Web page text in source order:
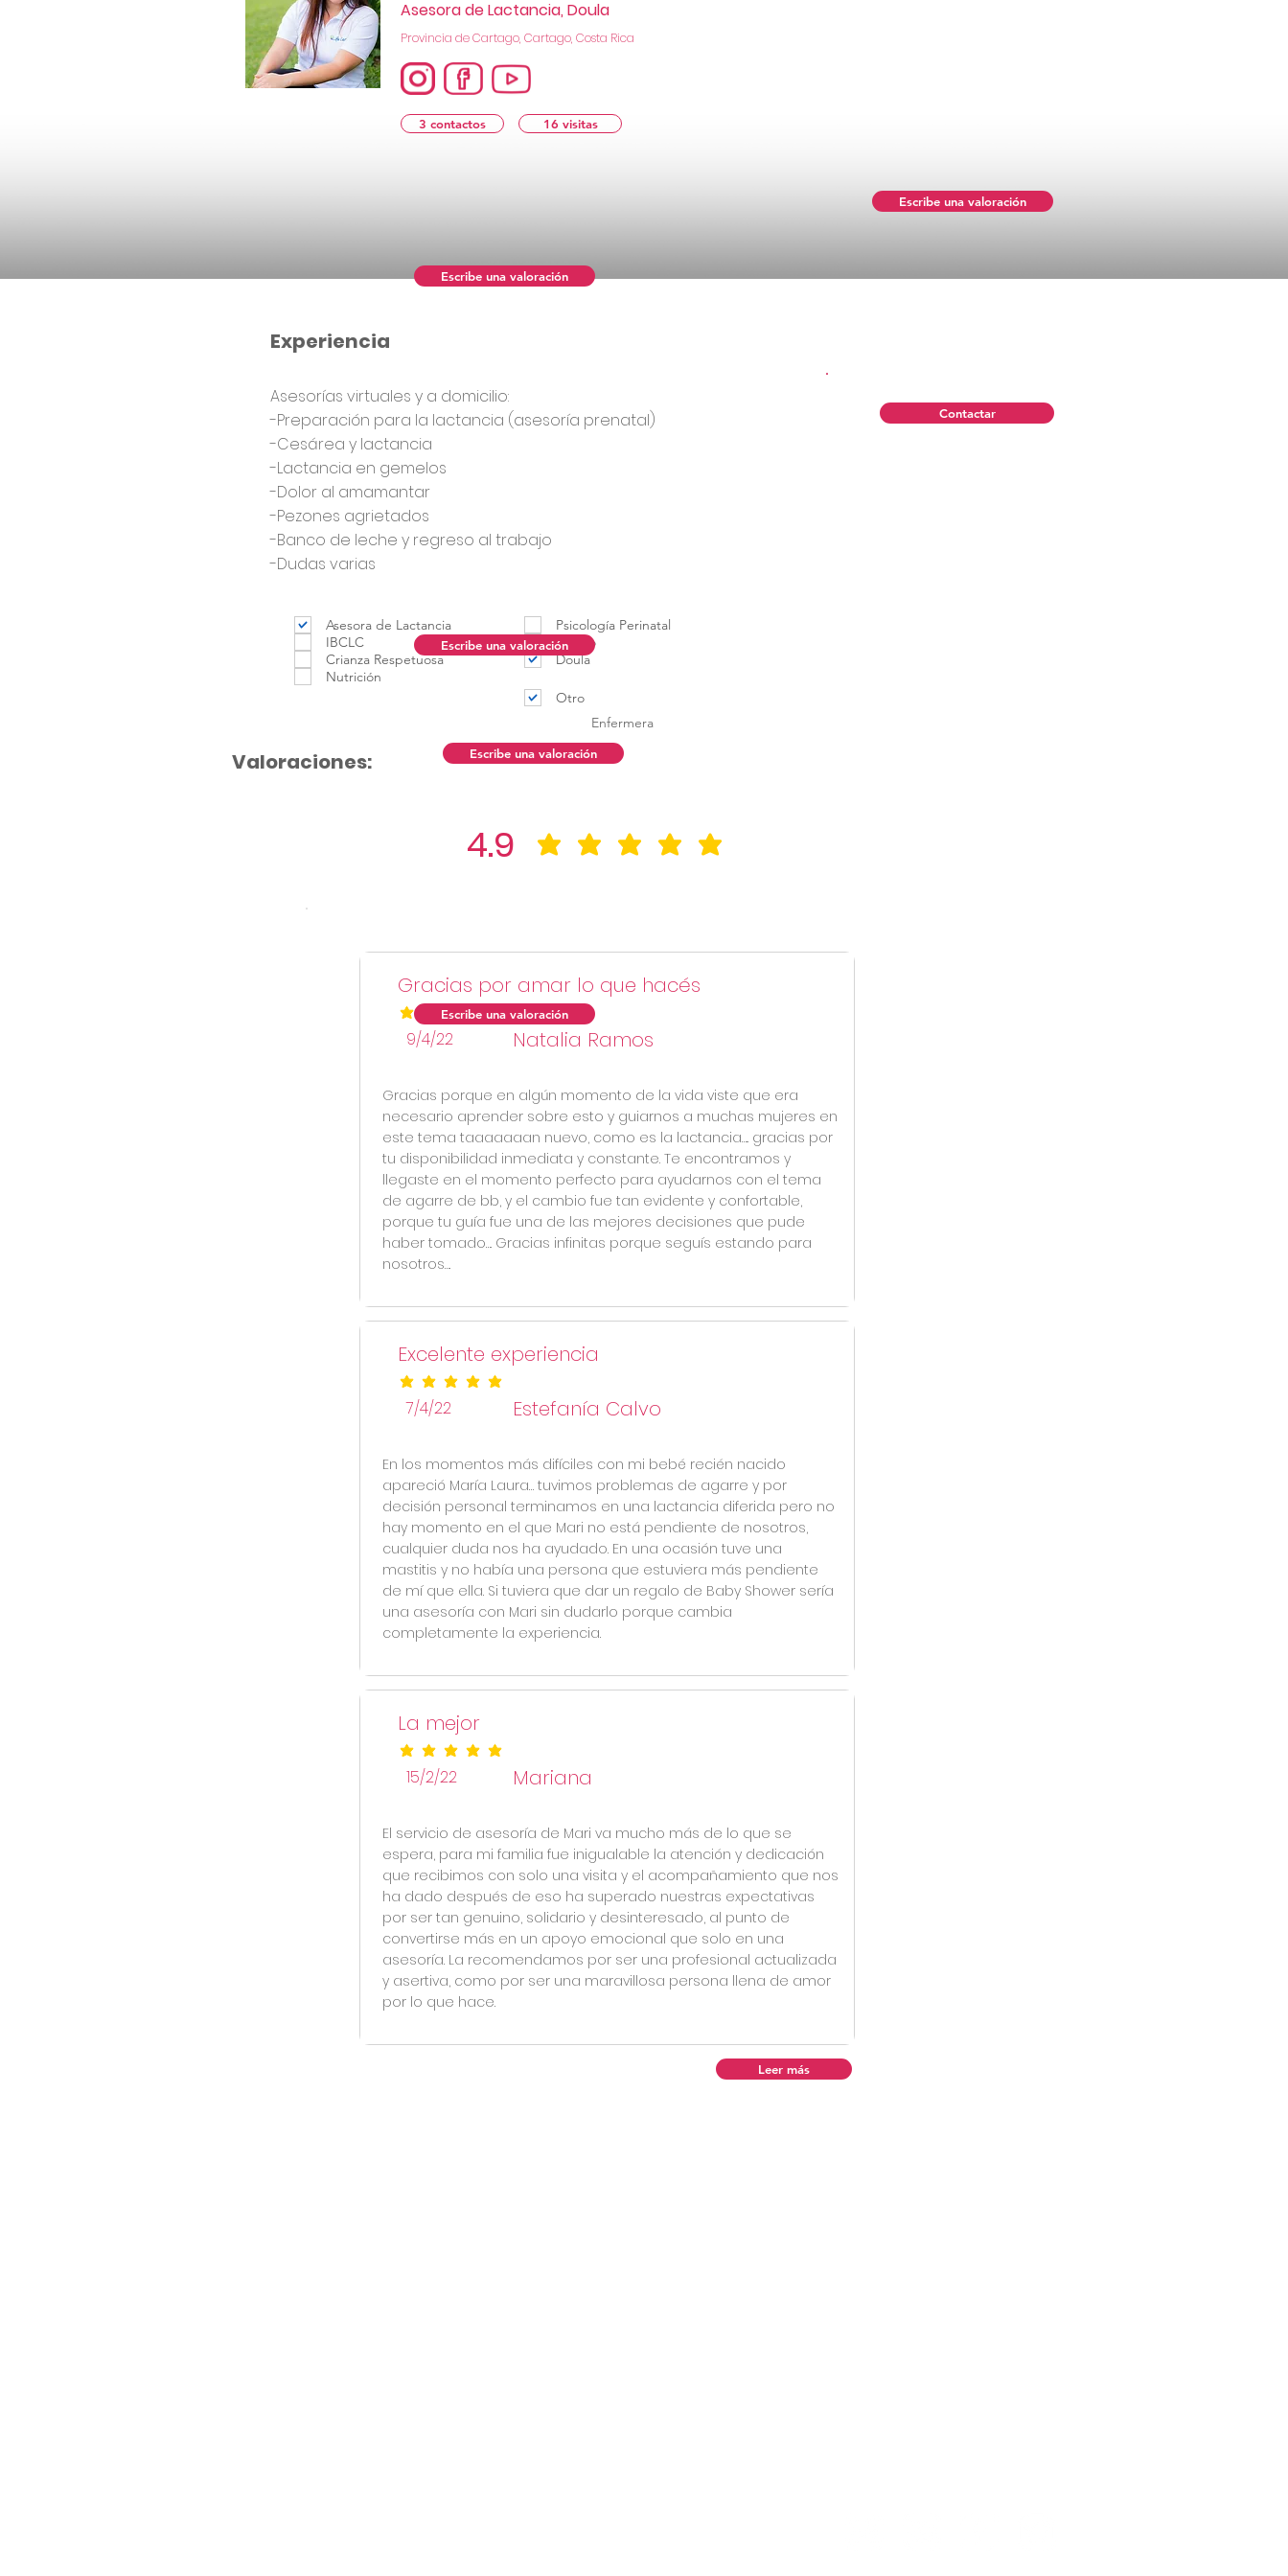
Asesora de Lactancia, Doula
Provincia de Cartago, Cartago, Costa Rica
3 contactos 16 visitas
Escribe una valoración
Asesorías virtuales y a domicilio:
-Preparación para la lactancia (asesoría prenatal)
-Cesárea y lactancia
-Lactancia en gemelos
-Dolor al amamantar
-Pezones agrietados
-Banco de leche y regreso al trabajo
-Dudas varias
Asesora de Lactancia
IBCLC
Crianza Respetuosa
Nutrición
Psicología Perinatal
Porteo
Doula
Otro
Enfermera
Contactar
Experiencia
Valoraciones: Escribe una valoración
la calificación promedio es 4.9 de 5
4.9
Escribe una valoración
Gracias por amar lo que hacés
la calificación promedio es 5 de 5
9/4/22 Natalia Ramos
Gracias porque en algún momento de la vida viste que era
necesario aprender sobre esto y guiarnos a muchas mujeres en
este tema taaaaaaan nuevo, como es la lactancia….. gracias por
tu disponibilidad inmediata y constante. Te encontramos y
llegaste en el momento perfecto para ayudarnos con el tema
de agarre de bb, y el cambio fue tan evidente y confortable,
porque tu guía fue una de las mejores decisiones que pude
haber tomado…. Gracias infinitas porque seguís estando para
nosotros….
Escribe una valoración
Excelente experiencia
la calificación promedio es 5 de 5
7/4/22 Estefanía Calvo
En los momentos más difíciles con mi bebé recién nacido
apareció María Laura… tuvimos problemas de agarre y por
decisión personal terminamos en una lactancia diferida pero no
hay momento en el que Mari no está pendiente de nosotros,
cualquier duda nos ha ayudado. En una ocasión tuve una
mastitis y no había una persona que estuviera más pendiente
de mí que ella. Si tuviera que dar un regalo de Baby Shower sería
una asesoría con Mari sin dudarlo porque cambia
completamente la experiencia.
Escribe una valoración
La mejor
la calificación promedio es 5 de 5
15/2/22 Mariana
El servicio de asesoría de Mari va mucho más de lo que se
espera, para mi familia fue inigualable la atención y dedicación
que recibimos con solo una visita y el acompañamiento que nos
ha dado después de eso ha superado nuestras expectativas
por ser tan genuino, solidario y desinteresado, al punto de
convertirse más en un apoyo emocional que solo en una
asesoría. La recomendamos por ser una profesional actualizada
y asertiva, como por ser una maravillosa persona llena de amor
por lo que hace.
Leer más